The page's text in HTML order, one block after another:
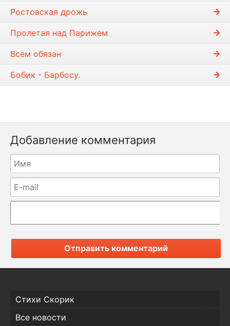
Ростовская дрожь
Пролетая над Парижем
Всем обязан
Бобик - Барбосу.
Добавление комментария
Отправить комментарий
Стихи Скорик
Все новости